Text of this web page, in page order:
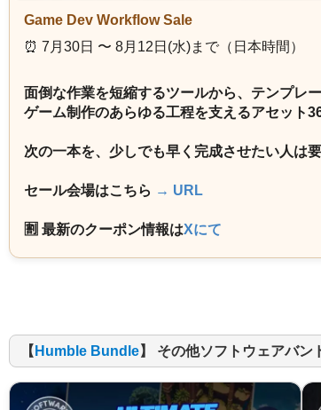
Game Dev Workflow Sale
⏰️ 7月30日 〜 8月12日(水)まで（日本時間）
面倒な作業を短縮するツールから、テンプレ
ゲーム制作のあらゆる工程を支えるアセット
次の一本を、少しでも早く完成させたい人は
セール会場はこちら → URL
🈹 最新のクーポン情報はXにて
【 Humble Bundle】 その他ソフトウェアバン